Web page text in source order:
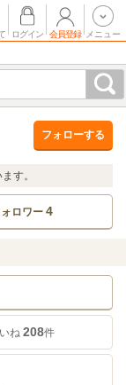
ログイン 会員登録 メニュー
フォローする
す。
ォロワー4
ね208件